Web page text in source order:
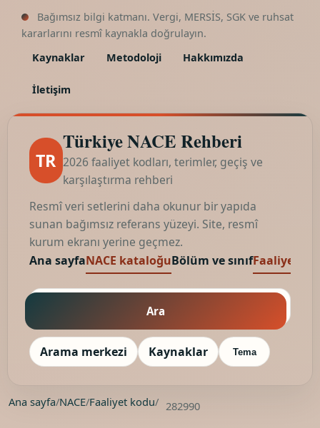
Bağımsız bilgi katmanı. Vergi, MERSİS, SGK ve ruhsat
kararlarını resmî kaynakla doğrulayın.
Kaynaklar
Metodoloji Hakkımızda
İletişim
TR
Türkiye NACE Rehberi
2026 faaliyet kodları, terimler, geçiş ve
karşılaştırma rehberi
Resmî veri setlerini daha okunur bir yapıda
sunan bağımsız referans yüzeyi. Site, resmî
kurum ekranı yerine geçmez.
Ana sayfaNACE kataloğuBölüm ve sınıfFaaliyet
Ara
Arama merkezi Kaynaklar Tema
Ana sayfa/NACE/Faaliyet kodu/ 282990